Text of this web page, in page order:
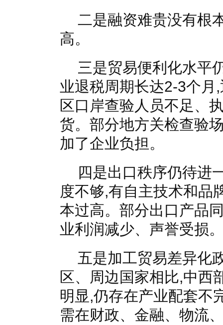
二是融资难贵没有根
高。
三是贸易便利化水平
业退税周期长达2-3个月
区口岸查验人员不足、
货。部分地方关检查验
加了企业负担。
四是出口秩序仍待进
度不够,有自主技术和品
本过高。部分出口产品
业利润减少、声誉受损
五是加工贸易差异化
区、周边国家相比,中西
明显,仍存在产业配套不
需在财政、金融、物流